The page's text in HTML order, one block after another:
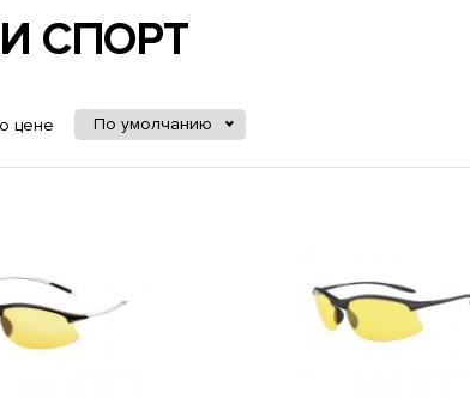
СПОРТ
цене По умолчанию